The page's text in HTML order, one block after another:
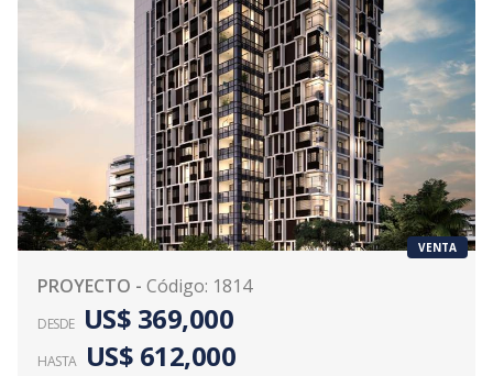
VENTA
PROYECTO - Código: 1814
DESDE US$ 369,000
HASTA US$ 612,000